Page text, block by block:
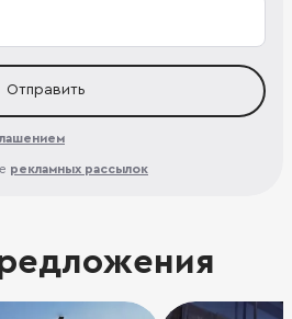
Отправить
рекламных рассылок